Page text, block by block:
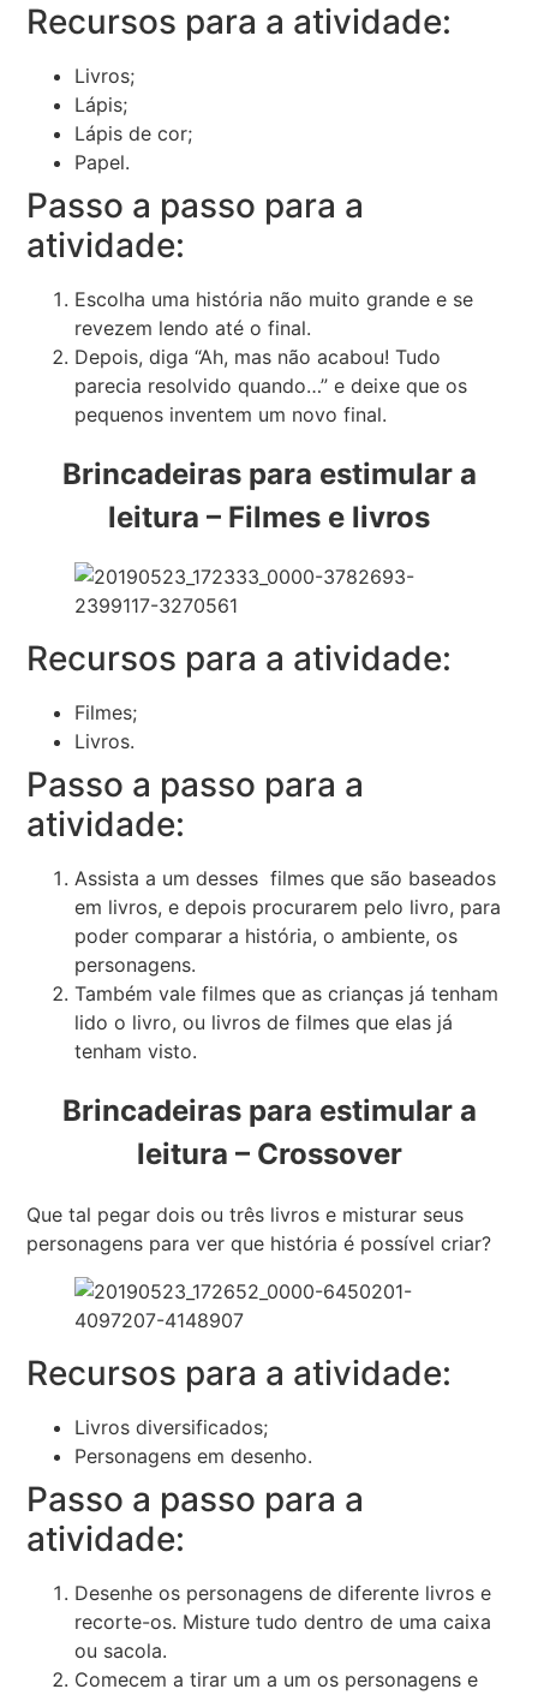
Recursos para a atividade:
Livros;
Lápis;
Lápis de cor;
Papel.
Passo a passo para a
atividade:
Escolha uma história não muito grande e se
revezem lendo até o final.
Depois, diga “Ah, mas não acabou! Tudo
parecia resolvido quando…” e deixe que os
pequenos inventem um novo final.
Brincadeiras para estimular a
leitura – Filmes e livros
Recursos para a atividade:
Filmes;
Livros.
Passo a passo para a
atividade:
Assista a um desses filmes que são baseados
em livros, e depois procurarem pelo livro, para
poder comparar a história, o ambiente, os
personagens.
Também vale filmes que as crianças já tenham
lido o livro, ou livros de filmes que elas já
tenham visto.
Brincadeiras para estimular a
leitura – Crossover
Que tal pegar dois ou três livros e misturar seus
personagens para ver que história é possível criar?
Recursos para a atividade:
Livros diversificados;
Personagens em desenho.
Passo a passo para a
atividade:
Desenhe os personagens de diferente livros e
recorte-os. Misture tudo dentro de uma caixa
ou sacola.
Comecem a tirar um a um os personagens e